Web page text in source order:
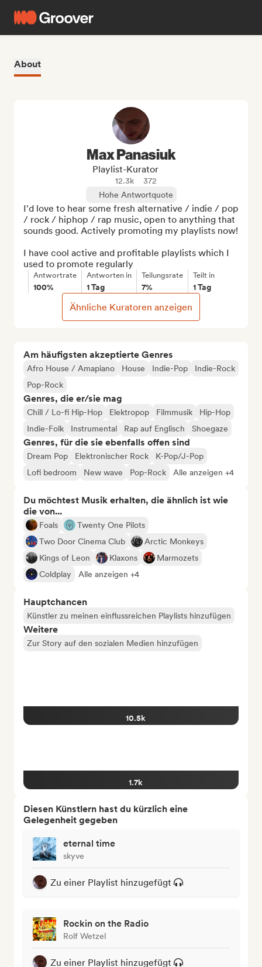
About
Am häufigsten akzeptierte Genres
Afro House / Amapiano House Indie-Pop
Indie-Rock
Pop-Rock
Genres, die er/sie mag
Chill / Lo-fi Hip-Hop Elektropop Filmmusik
Hip-Hop
Indie-Folk
Instrumental Rap auf Englisch Shoegaze
Genres, für die sie ebenfalls offen sind
Dream Pop Elektronischer Rock
K-Pop/J-Pop
Lofi bedroom
New wave Pop-Rock Alle anzeigen +4
Du möchtest Musik erhalten, die ähnlich ist wie
die von...
Foals
Twenty One Pilots
Two Door Cinema Club
Arctic Monkeys
Kings of Leon
Klaxons
Marmozets
Coldplay
Alle anzeigen +4
Hauptchancen
Künstler zu meinen einflussreichen Playlists hinzufügen
Weitere
Zur Story auf den sozialen Medien hinzufügen
10.5k
1.7k
Diesen Künstlern hast du kürzlich eine
Gelegenheit gegeben
eternal time
skyve
Zu einer Playlist hinzugefügt
Rockin on the Radio
Rolf Wetzel
Zu einer Playlist hinzugefügt
Max Panasiuk
Playlist-Kurator
12.3k
372
Hohe Antwortquote
I'd love to hear some fresh alternative / indie / pop
/ rock / hiphop / rap music, open to anything that
sounds good. Actively promoting my playlists now!
I have cool active and profitable playlists which I
used to promote regularly
Antwortrate
100%
Antworten in
1 Tag
Teilungsrate
7%
Teilt in
1 Tag
Ähnliche Kuratoren anzeigen